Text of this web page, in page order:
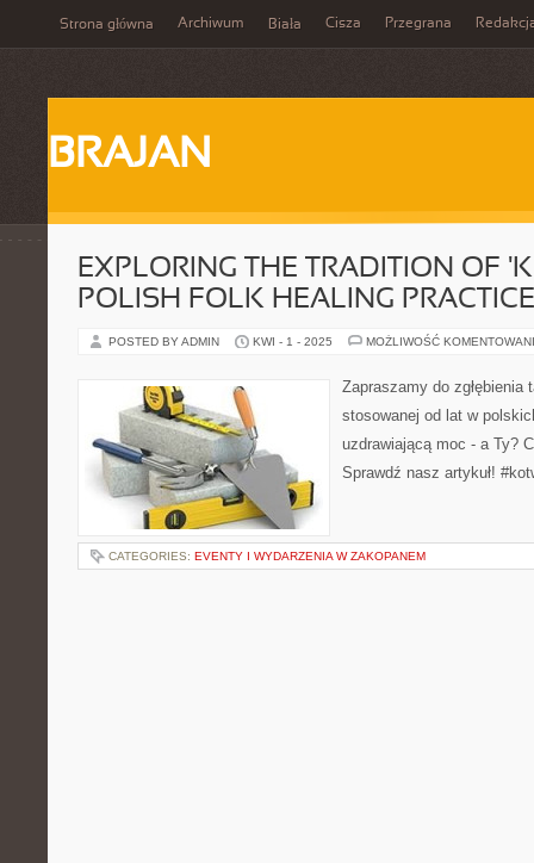
Strona główna Archiwum Biała Cisza Przegrana
BRAJAN
EXPLORING THE TRADITION OF
POLISH FOLK HEALING PRACTICE
POSTED BY ADMIN KWI - 1 - 2025 MOŻLIWOŚĆ
Zapraszamy do zgłębienia
stosowanej od lat w
uzdrawiającą moc - a Ty?
Sprawdź nasz artykuł!
CATEGORIES: EVENTY I WYDARZENIA W ZAKOPANEM